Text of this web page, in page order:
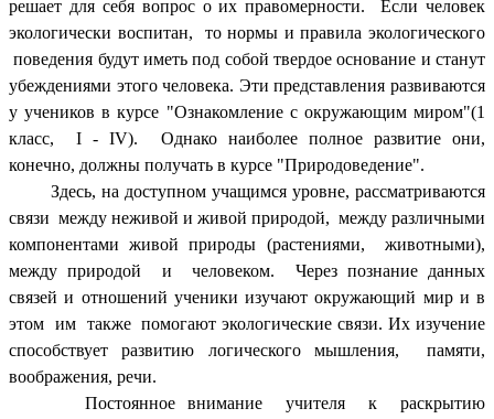
решает для себя вопрос о их правомерности. Если человек
экологически воспитан, то нормы и правила экологического
поведения будут иметь под собой твердое основание и станут
убеждениями этого человека. Эти представления развиваются
у учеников в курсе "Ознакомление с окружающим миром"(1
класс, I - IV). Однако наиболее полное развитие они,
конечно, должны получать в курсе "Природоведение".
Здесь, на доступном учащимся уровне, рассматриваются
связи между неживой и живой природой, между различными
компонентами живой природы (растениями, животными),
между природой и человеком. Через познание данных
связей и отношений ученики изучают окружающий мир и в
этом им также помогают экологические связи. Их изучение
способствует развитию логического мышления, памяти,
воображения, речи.
Постоянное внимание учителя к раскрытию